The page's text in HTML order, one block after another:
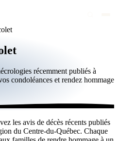
récemment publiés à
condoléances et rendez hommage
les avis de décès récents publiés
du Centre-du-Québec. Chaque